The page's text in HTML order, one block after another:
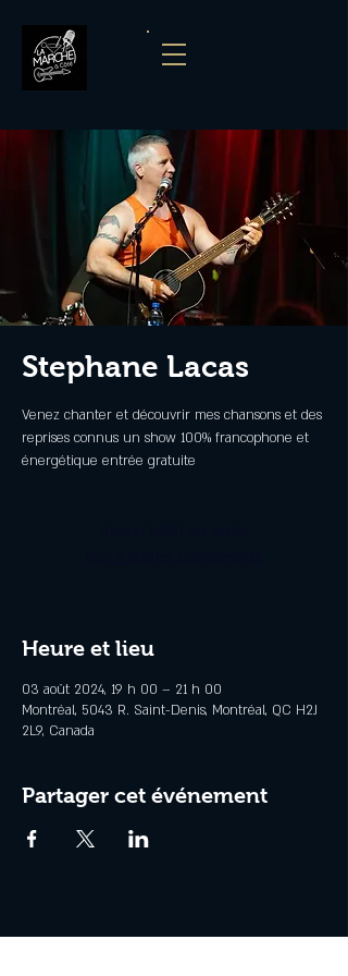
Stephane Lacas
Venez chanter et découvrir mes chansons et des
reprises connus un show 100% francophone et
énergétique entrée gratuite
Heure et lieu
03 août 2024, 19 h 00 – 21 h 00
Montréal, 5043 R. Saint-Denis, Montréal, QC H2J
2L9, Canada
Partager cet événement